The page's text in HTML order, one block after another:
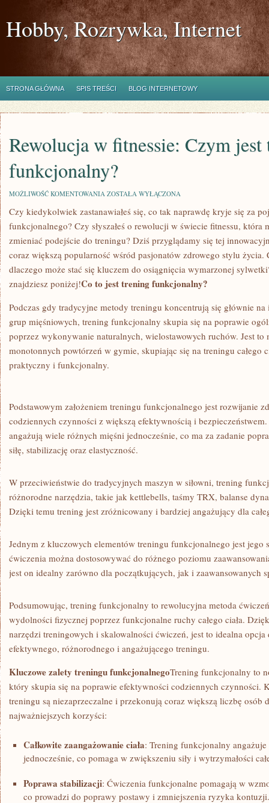
Hobby, Rozrywka, Internet
STRONA GŁÓWNA SPIS TREŚCI BLOG INTERNETOWY
Rewolucja w fitnessie: Czym jest
funkcjonalny?
MOŻLIWOŚĆ KOMENTOWANIA REWOLUCJA
FITNESSIE:
JEST
TRENING
FUNKCJONALNY?
ZOSTAŁA WYŁĄCZONA
Czy kiedykolwiek zastanawiałeś się, co tak naprawdę kryje się za
⁣funkcjonalnego? Czy słyszałeś o⁤ rewolucji w świecie fitnessu, która
zmieniać​ podejście do ⁣treningu? Dziś przyglądamy⁣ się ​tej
coraz większą popularność wśród pasjonatów⁣ zdrowego stylu
dlaczego może stać ⁣się kluczem do osiągnięcia wymarzonej
znajdziesz poniżej!Co to⁤ jest trening funkcjonalny?
Podczas gdy tradycyjne metody​ treningu koncentrują się​ głównie
grup mięśniowych, trening funkcjonalny ⁢skupia się na ‌poprawie⁣
poprzez wykonywanie ‌naturalnych,⁤ wielostawowych ruchów.⁤ Jest‌ to
‍monotonnych ‍powtórzeń w ‌gymie, skupiając się na ⁤treningu całego
praktyczny ⁤i funkcjonalny.
Podstawowym ⁤założeniem⁢ treningu funkcjonalnego ⁣jest‌ rozwijanie
codziennych czynności⁤ z większą efektywnością i
angażują⁤ wiele⁤ różnych mięśni jednocześnie, ‍co ⁣ma za zadanie
siłę, stabilizację ‌oraz elastyczność.
W przeciwieństwie​ do ⁤tradycyjnych maszyn w siłowni, trening
różnorodne​ narzędzia, ‍takie jak kettlebells, taśmy‌ TRX, balanse
Dzięki temu trening‍ jest zróżnicowany i⁤ bardziej angażujący dla‍
Jednym z kluczowych elementów treningu funkcjonalnego jest jego
ćwiczenia można dostosowywać‌ do różnego poziomu
‍jest on ⁣idealny zarówno dla początkujących, jak i ​zaawansowanych⁢
Podsumowując, trening funkcjonalny to rewolucyjna metoda
wydolności fizycznej‍ poprzez funkcjonalne‌ ruchy całego ‌ciała.
‍narzędzi treningowych i skalowalności ćwiczeń, jest to idealna
efektywnego, różnorodnego i angażującego treningu.
Kluczowe zalety ⁤treningu funkcjonalnegoTrening⁣ funkcjonalny ⁤to
który skupia ​się na⁣ poprawie efektywności codziennych czynności.⁣
treningu ⁢są ⁢niezaprzeczalne i przekonują coraz ⁣większą⁣ liczbę‍
najważniejszych korzyści:
Całkowite zaangażowanie ciała: Trening funkcjonalny
jednocześnie, co pomaga w zwiększeniu siły⁤ i wytrzymałości​
Poprawa stabilizacji: ​Ćwiczenia ​funkcjonalne pomagają w
co prowadzi do poprawy postawy i zmniejszenia ryzyka⁢ kontuzji.